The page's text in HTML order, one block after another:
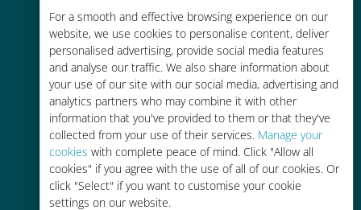
For a smooth and effective browsing experience on our
website, we use cookies to personalise content, deliver
personalised advertising, provide social media features
and analyse our traffic. We also share information about
your use of our site with our social media, advertising and
analytics partners who may combine it with other
information that you've provided to them or that they've
collected from your use of their services. Manage your
cookies with complete peace of mind. Click "Allow all
cookies" if you agree with the use of all of our cookies. Or
click "Select" if you want to customise your cookie
settings on our website.
お客様が普段お使いのキャリアでロ
ーミングサービスを使った場合に比
べて最大で90％の節約が可能です。
かんたん追加購入
Wi-Fiやデータ残量がなくても、